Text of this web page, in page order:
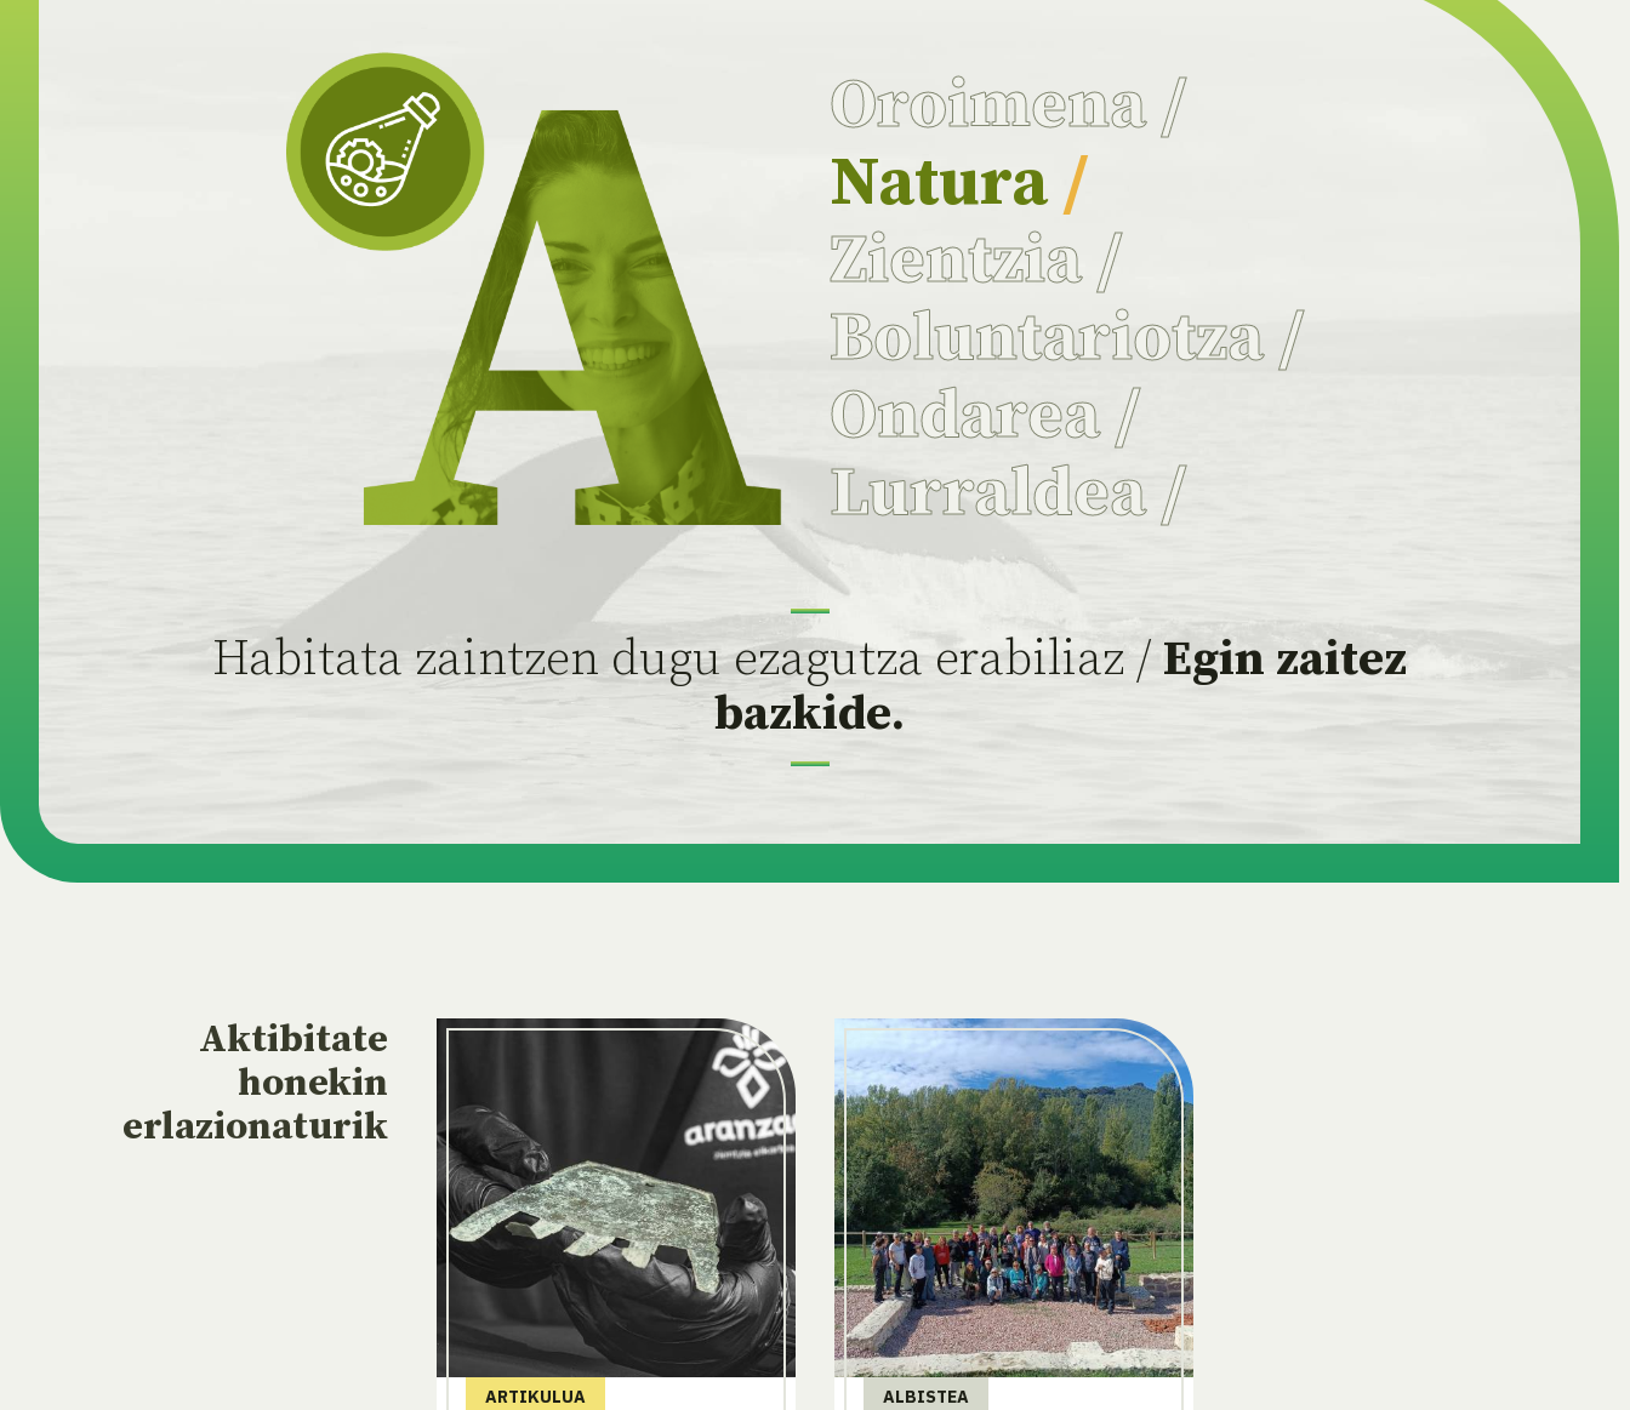
Oroimena/
Natura/
Zientzia/
Boluntariotza/
Ondarea/
Lurraldea/
Habitata zaintzen dugu ezagutza erabiliaz / Egin zaitez
bazkide.
Aktibitate
honekin
erlazionaturik
ARTIKULUA ALBISTEA